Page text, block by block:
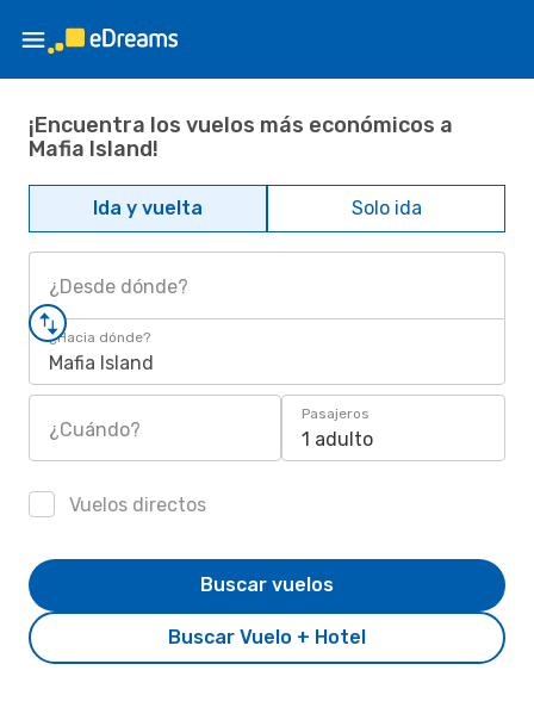
¡Encuentra los vuelos más económicos a
Mafia Island!
Ida y vuelta Solo ida
¿Desde dónde?
¿Hacia dónde?
Mafia Island
¿Cuándo?
Pasajeros
1 adulto
Vuelos directos
Buscar Vuelo + Hotel
Buscar vuelos